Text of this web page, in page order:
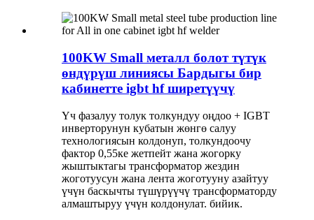
100KW Small металл болот түтүк
өндүрүш линиясы Бардыгы бир
кабинетте igbt hf ширетүүчү
Үч фазалуу толук толкундуу оңдоо + IGBT
инверторунун кубатын жөнгө салуу
технологиясын колдонуп, толкундоочу
фактор 0,55ке жетпейт жана жогорку
жыштыктагы трансформатор жездин
жоготуусун жана лента жоготууну азайтуу
үчүн баскычты түшүрүүчү трансформаторду
алмаштыруу үчүн колдонулат. бийик.